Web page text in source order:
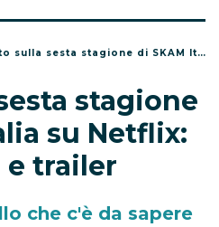
sesta stagione di SKAM Italia su Netflix: trama e trailer
stagione
su Netflix:
e trailer
che c'è da sapere